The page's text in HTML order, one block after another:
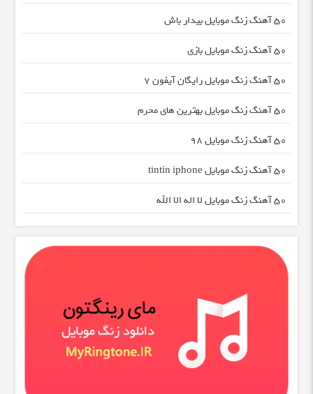
50 آهنگ زنگ موبایل بیدار باش
50 آهنگ زنگ موبایل بازی
50 آهنگ زنگ موبایل رایگان آیفون 7
50 آهنگ زنگ موبایل بهترین های محرم
50 آهنگ زنگ موبایل 98
50 آهنگ زنگ موبایل tintin iphone
50 آهنگ زنگ موبایل لا اله الا الله